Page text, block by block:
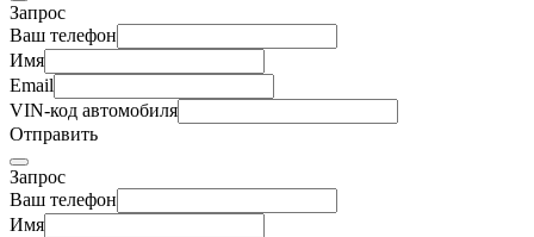
Запрос
Ваш телефон
Имя
Email
VIN-код автомобиля
Отправить
Запрос
Ваш телефон
Имя